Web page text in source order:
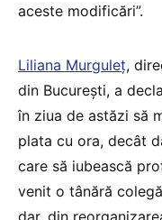
aceste modificări”.
Liliana Murguleț,
din București, a
în ziua de astăzi să
plata cu ora, decât
care să iubească
venit o tânără
dar, din